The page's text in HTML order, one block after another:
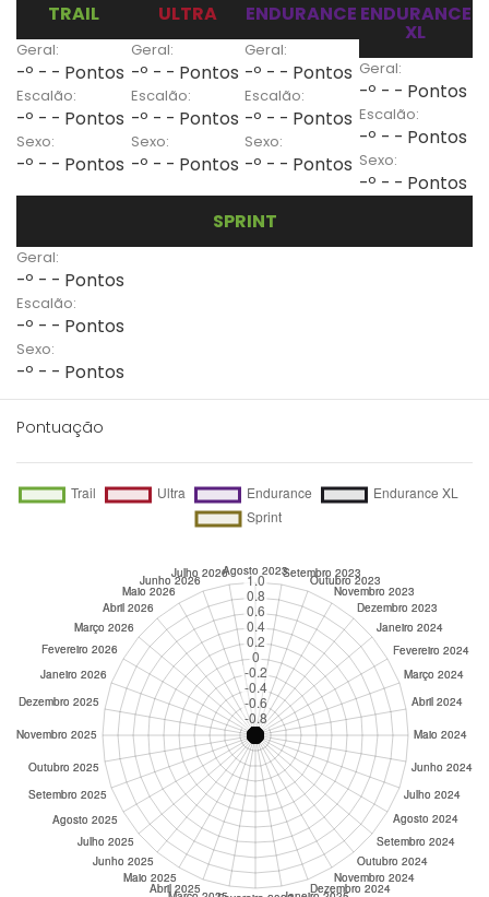
TRAIL
Geral:
-º - - Pontos
Escalão:
-º - - Pontos
Sexo:
-º - - Pontos
ULTRA
Geral:
-º - - Pontos
Escalão:
-º - - Pontos
Sexo:
-º - - Pontos
ENDURANCE
Geral:
-º - - Pontos
Escalão:
-º - - Pontos
Sexo:
-º - - Pontos
ENDURANCE
XL
Geral:
-º - - Pontos
Escalão:
-º - - Pontos
Sexo:
-º - - Pontos
SPRINT
Geral:
-º - - Pontos
Escalão:
-º - - Pontos
Sexo:
-º - - Pontos
Pontuação